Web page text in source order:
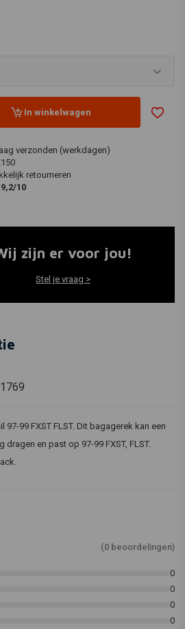
In winkelwagen
verzonden (werkdagen)
retourneren
10
zijn er voor jou!
Stel je vraag >
99 FXST FLST. Dit bagagerek kan een
en past op 97-99 FXST, FLST.
(0 beoordelingen)
0
0
0
0